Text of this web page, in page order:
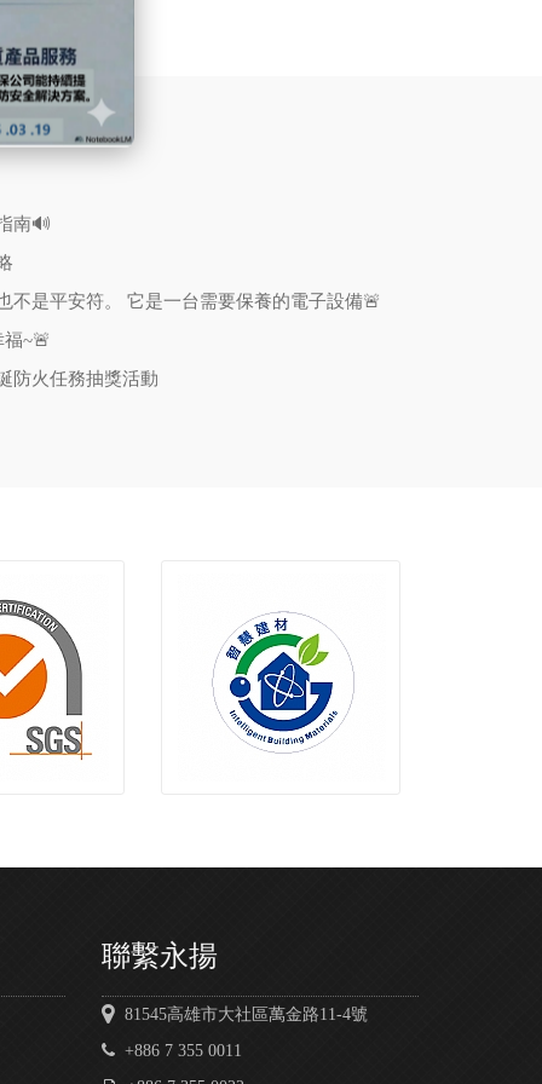
南🔊
不是平安符。 它是一台需要保養的電子設備🚨
~🚨
防火任務抽獎活動
聯繫永揚
81545高雄市大社區萬金路11-4號
+886 7 355 0011